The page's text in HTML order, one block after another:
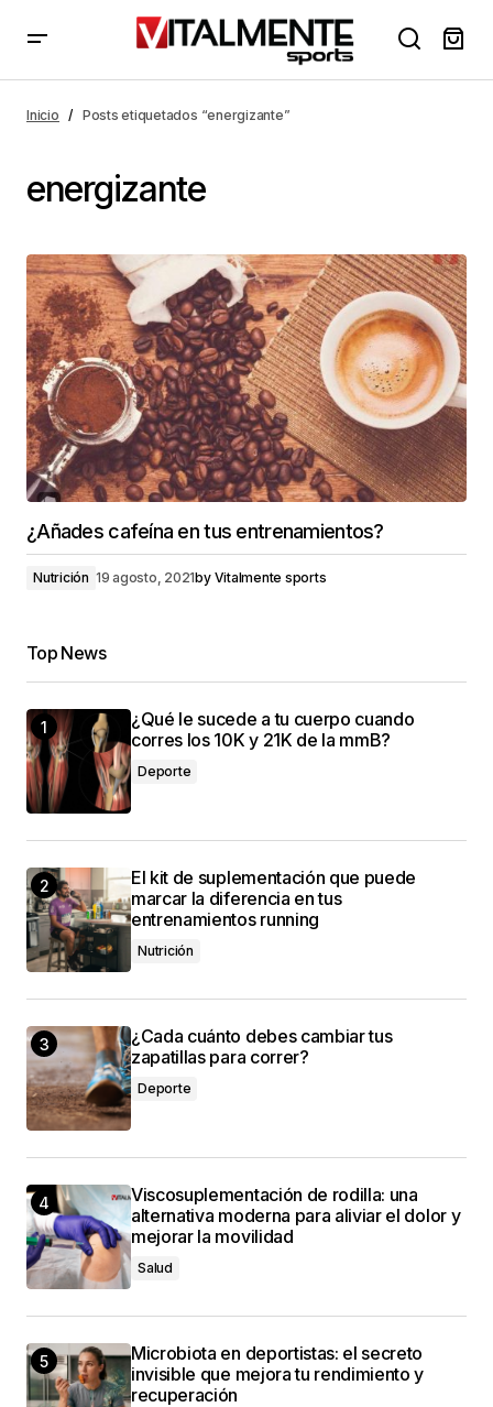
Inicio Posts etiquetados “energizante”
energizante
¿Añades cafeína en tus entrenamientos?
Nutrición 19 agosto, 2021by Vitalmente sports
Top News
¿Qué le sucede a tu cuerpo cuando
corres los 10K y 21K de la mmB?
Deporte
El kit de suplementación que puede
marcar la diferencia en tus
entrenamientos running
Nutrición
¿Cada cuánto debes cambiar tus
zapatillas para correr?
Deporte
Viscosuplementación de rodilla: una
alternativa moderna para aliviar el dolor y
mejorar la movilidad
Salud
Microbiota en deportistas: el secreto
invisible que mejora tu rendimiento y
recuperación